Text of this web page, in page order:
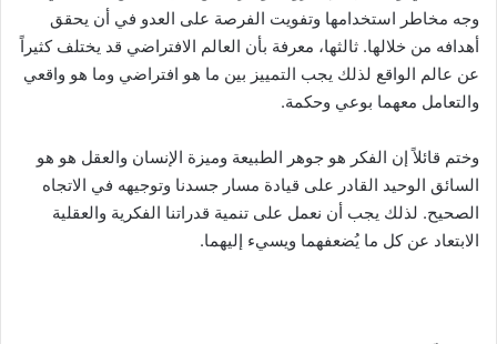
وجه مخاطر استخدامها وتفويت الفرصة على العدو في أن يحقق
أهدافه من خلالها. ثالثها، معرفة بأن العالم الافتراضي قد يختلف كثيراً
عن عالم الواقع لذلك يجب التمييز بين ما هو افتراضي وما هو واقعي
والتعامل معهما بوعي وحكمة.
وختم قائلاً إن الفكر هو جوهر الطبيعة وميزة الإنسان والعقل هو هو
السائق الوحيد القادر على قيادة مسار جسدنا وتوجيهه في الاتجاه
الصحيح. لذلك يجب أن نعمل على تنمية قدراتنا الفكرية والعقلية
الابتعاد عن كل ما يُضعفهما ويسيء إليهما.